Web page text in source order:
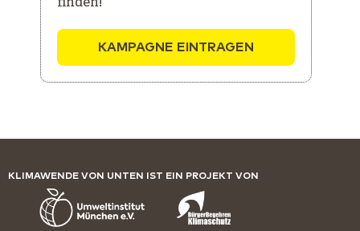
KAMPAGNE EINTRAGEN
KLIMAWENDE VON UNTEN IST EIN PROJEKT VON